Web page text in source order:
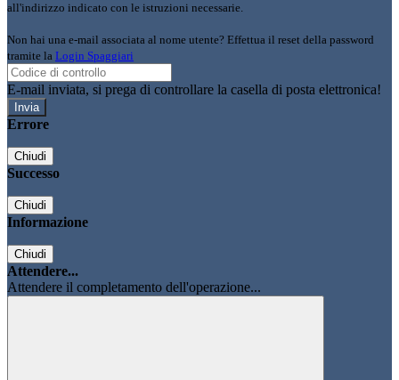
all'indirizzo indicato con le istruzioni necessarie.
Non hai una e-mail associata al nome utente? Effettua il reset della password
tramite la Login Spaggiari
E-mail inviata, si prega di controllare la casella di posta elettronica!
Errore
Chiudi
Successo
Chiudi
Informazione
Chiudi
Attendere...
Attendere il completamento dell'operazione...